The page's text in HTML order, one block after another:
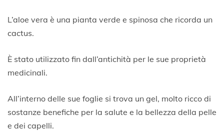
A
o
t
2
2
L’aloe vera è una pianta verde e spinosa che ricorda un
cactus.
È stato utilizzato fin dall’antichità per le sue proprietà
medicinali.
All’interno delle sue foglie si trova un gel, molto ricco di
sostanze benefiche per la salute e la bellezza della pelle
e dei capelli.